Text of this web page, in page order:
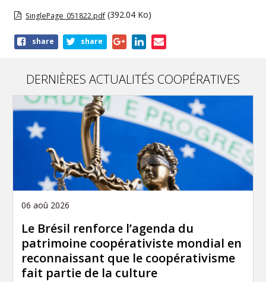
SinglePage_051822.pdf (392.04 Ko)
Shareshare share
DERNIÈRES ACTUALITÉS COOPÉRATIVES
06 aoû 2026
Le Brésil renforce l’agenda du
patrimoine coopérativiste mondial en
reconnaissant que le coopérativisme
fait partie de la culture